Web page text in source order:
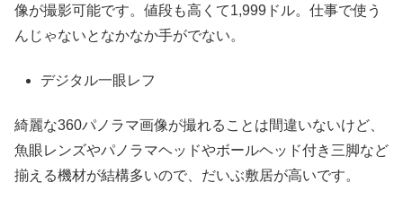
像が撮影可能です。値段も高くて1,999ドル。仕事で使う
んじゃないとなかなか手がでない。
デジタル一眼レフ
綺麗な360パノラマ画像が撮れることは間違いないけど、
魚眼レンズやパノラマヘッドやボールヘッド付き三脚など
揃える機材が結構多いので、だいぶ敷居が高いです。